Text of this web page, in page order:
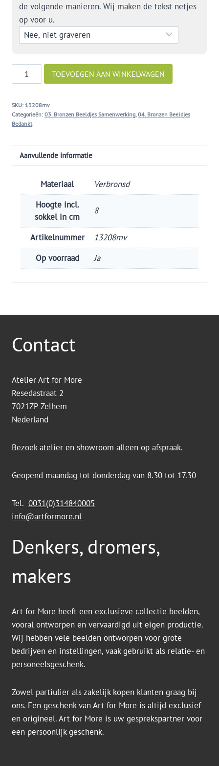
de volgende manieren. Wij maken de tekst netjes
op voor u.
Shake
hands
TOEVOEGEN AAN WINKELWAGEN
SKU: 13208mv
Categorieën: 03. Bronzen Beeldjes Samenwerking,04. Bronzen Beeldjes
Bedankt
Aanvullende informatie
Materiaal
Verbronsd
Hoogte incl.
sokkel in cm
8
Artikelnummer
13208mv
Op voorraad
Ja
Contact
Atelier Art for More
Resedastraat 2
7021ZP Zelhem
Nederland
Bezoek atelier en showroom alleen op afspraak.
Geopend maandag tot donderdag van 8.30 tot 17.30
Tel. 0031(0)314840005
info@artformore.nl
Denkers, dromers,
makers
Art for More heeft een exclusieve collectie beelden,
vooral ontworpen en vervaardigd uit eigen productie.
Wij hebben vele beelden ontworpen voor grote
bedrijven en instellingen, vaak gebruikt als relatie- en
personeelsgeschenk.
Zowel partiulier als zakelijk kopen klanten graag bij
ons. Een geschenk van Art for More is altijd exclusief
en origineel. Art for More is uw gesprekspartner voor
een persoonlijk geschenk.